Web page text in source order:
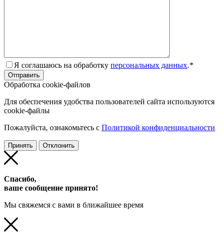
Я соглашаюсь на обработку персональных данных.*
Обработка cookie-файлов
Для обеспечения удобства пользователей сайта используются
cookie-файлы
Пожалуйста, ознакомьтесь с Политикой конфиденциальности
Принять Отклонить
Спасибо,
ваше сообщение принято!
Мы свяжемся с вами в ближайшее время